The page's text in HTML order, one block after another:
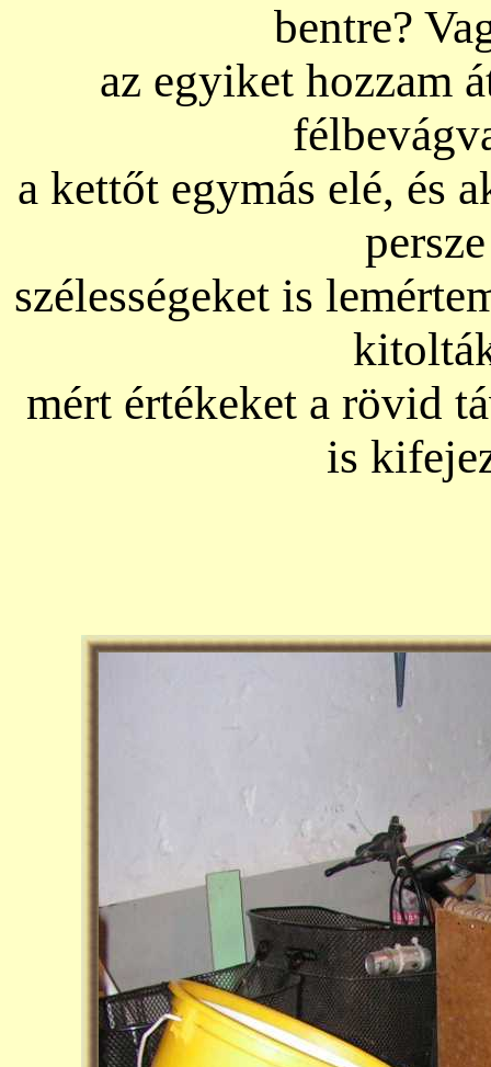
bentre?
az egyiket hozzam
a kettőt egymás elé, és
szélességeket is
mért értékeket a rövid
is